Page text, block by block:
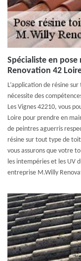
Spécialiste en
Renovation 42
L’application de résine
nécessite des
Les Vignes 42210, vous
Loire pour prendre en
de peintres aguerris
résine sur tout type de
vous assurons que votre
les intempéries et les UV
entreprise M.Willy